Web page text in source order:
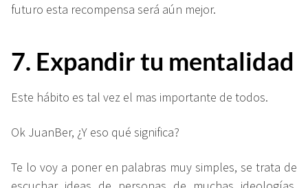
futuro esta recompensa será aún mejor.
7. Expandir tu mentalidad
Este hábito es tal vez el mas importante de todos.
Ok JuanBer, ¿Y eso qué significa?
Te lo voy a poner en palabras muy simples, se trata de